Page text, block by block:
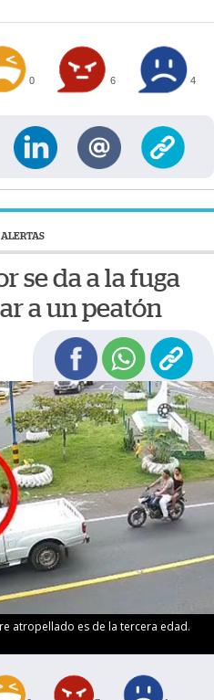
0 6 4
ALERTAS
se da a la fuga
a un peatón
atropellado es de la tercera edad.